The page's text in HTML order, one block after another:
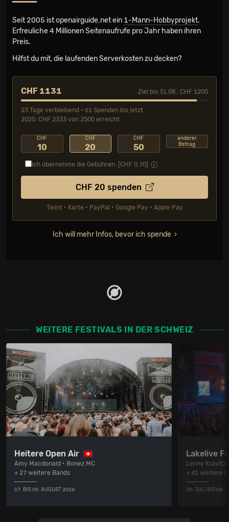
Seit 2005 ist openairguide.net ein 1-Mann-Hobbyprojekt.
Erfreuliche 4 Millionen Seiten­aufrufe pro Jahr haben ihren
Preis.
Hilfst du mit, die laufenden Serverkosten zu decken?
CHF 1131 Ziel bis 31.08.: CHF 1200
23 Tage verbleibend • 61 Spenden bis jetzt
2025: CHF 2333 von 2500 erreicht
CHF
10
CHF
20
CHF
50
anderer
Betrag
Ich übernehme die Gebühren. [CHF 0.70
CHF 20 spenden
Twint • Karte • PayPal • Google Pay • Apple Pay
Ich will mehr Infos, bevor ich spende
WEITERE FESTIVALS IN DER SCHWEIZ
Heitere Open Air
Amy Macdonald • Bonez MC
+ 27 weitere Bands
07. BIS 09. AUGUST 2026
Lakelive
Lenny Kravitz
+ 41 weitere
30. JULI BIS 08.